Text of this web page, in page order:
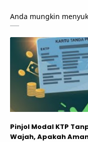
Anda mungkin
Pinjol Modal KTP
Wajah, Apakah